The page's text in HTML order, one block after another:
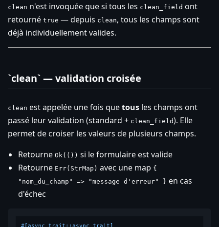
clean n'est invoquée que si tous les clean_field ont
retourné true — depuis clean, tous les champs sont
déjà individuellement valides.
`clean` — validation croisée
clean est appelée une fois quetous les champs ont
passé leur validation (standard + clean_field). Elle
permet de croiser les valeurs de plusieurs champs.
Retourne Ok(()) si le formulaire est valide
Retourne Err(StrMap) avec une map {
"nom_du_champ" => "message d'erreur" } en cas
d'échec
#[async_trait::async_trait]